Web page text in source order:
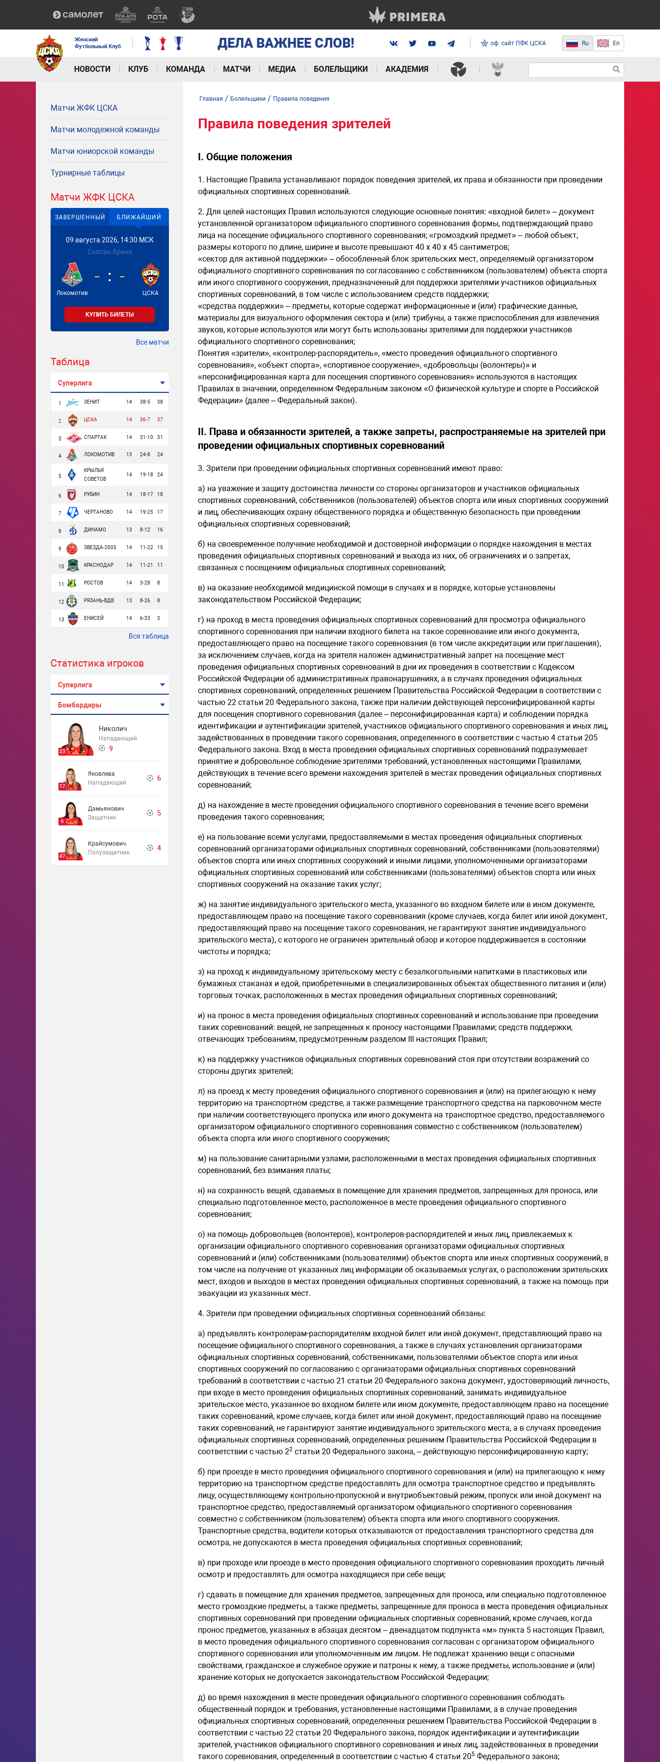
Женский
Футбольный Клуб
ДЕЛА ВАЖНЕЕ СЛОВ! оф. сайт ПФК ЦСКА Ru En
НОВОСТИ КЛУБ КОМАНДА МАТЧИ МЕДИА БОЛЕЛЬЩИКИ АКАДЕМИЯ
Матчи ЖФК ЦСКА
Матчи молодежной команды
Матчи юниорской команды
Турнирные таблицы
Матчи ЖФК ЦСКА
ЗАВЕРШЕННЫЙ БЛИЖАЙШИЙ
09 августа 2026, 14:30 МСК
Сапсан Арена
Локомотив
- -
ЦСКА
КУПИТЬ БИЛЕТЫ
Все матчи
Таблица
Суперлига
1 ЗЕНИТ 14 38-5 38
2 ЦСКА 14 36-7 37
3 СПАРТАК 14 31-10 31
4 ЛОКОМОТИВ 13 24-8 24
5
КРЫЛЬЯ
СОВЕТОВ
14 19-18 24
6 РУБИН 14 18-17 18
7 ЧЕРТАНОВО 14 19-25 17
8 ДИНАМО 13 8-12 16
9 ЗВЕЗДА-2005 14 11-22 15
10 КРАСНОДАР 14 11-21 11
11 РОСТОВ 14 3-28 8
12 РЯЗАНЬ-ВДВ 13 8-26 8
13 ЕНИСЕЙ 14 6-33 3
Вся таблица
Статистика игроков
Суперлига
Бомбардиры
23
Николич
Нападающий
9
17
Яковлева
Нападающий
6
6
Дамьянович
Защитник
5
47
Крайсумович
Полузащитник
4
Главная / Болельщики / Правила поведения
Правила поведения зрителей
I. Общие положения
1. Настоящие Правила устанавливают порядок поведения зрителей, их права и обязанности при проведении
официальных спортивных соревнований.
2. Для целей настоящих Правил используются следующие основные понятия: «входной билет» – документ
установленной организатором официального спортивного соревнования формы, подтверждающий право
лица на посещение официального спортивного соревнования; «громоздкий предмет» – любой объект,
размеры которого по длине, ширине и высоте превышают 40 х 40 х 45 сантиметров;
«сектор для активной поддержки» – обособленный блок зрительских мест, определяемый организатором
официального спортивного соревнования по согласованию с собственником (пользователем) объекта спорта
или иного спортивного сооружения, предназначенный для поддержки зрителями участников официальных
спортивных соревнований, в том числе с использованием средств поддержки;
«средства поддержки» – предметы, которые содержат информационные и (или) графические данные,
материалы для визуального оформления сектора и (или) трибуны, а также приспособления для извлечения
звуков, которые используются или могут быть использованы зрителями для поддержки участников
официального спортивного соревнования;
Понятия «зрители», «контролер-распорядитель», «место проведения официального спортивного
соревнования», «объект спорта», «спортивное сооружение», «добровольцы (волонтеры)» и
«персонифицированная карта для посещения спортивного соревнования» используются в настоящих
Правилах в значении, определенном Федеральным законом «О физической культуре и спорте в Российской
Федерации» (далее – Федеральный закон).
II. Права и обязанности зрителей, а также запреты, распространяемые на зрителей при
проведении официальных спортивных соревнований
3. Зрители при проведении официальных спортивных соревнований имеют право:
а) на уважение и защиту достоинства личности со стороны организаторов и участников официальных
спортивных соревнований, собственников (пользователей) объектов спорта или иных спортивных сооружений
и лиц, обеспечивающих охрану общественного порядка и общественную безопасность при проведении
официальных спортивных соревнований;
б) на своевременное получение необходимой и достоверной информации о порядке нахождения в местах
проведения официальных спортивных соревнований и выхода из них, об ограничениях и о запретах,
связанных с посещением официальных спортивных соревнований;
в) на оказание необходимой медицинской помощи в случаях и в порядке, которые установлены
законодательством Российской Федерации;
г) на проход в места проведения официальных спортивных соревнований для просмотра официального
спортивного соревнования при наличии входного билета на такое соревнование или иного документа,
предоставляющего право на посещение такого соревнования (в том числе аккредитации или приглашения),
за исключением случаев, когда на зрителя наложен административный запрет на посещение мест
проведения официальных спортивных соревнований в дни их проведения в соответствии с Кодексом
Российской Федерации об административных правонарушениях, а в случаях проведения официальных
спортивных соревнований, определенных решением Правительства Российской Федерации в соответствии с
частью 22 статьи 20 Федерального закона, также при наличии действующей персонифицированной карты
для посещения спортивного соревнования (далее – персонифицированная карта) и соблюдении порядка
идентификации и аутентификации зрителей, участников официального спортивного соревнования и иных лиц,
задействованных в проведении такого соревнования, определенного в соответствии с частью 4 статьи 205
Федерального закона. Вход в места проведения официальных спортивных соревнований подразумевает
принятие и добровольное соблюдение зрителями требований, установленных настоящими Правилами,
действующих в течение всего времени нахождения зрителей в местах проведения официальных спортивных
соревнований;
д) на нахождение в месте проведения официального спортивного соревнования в течение всего времени
проведения такого соревнования;
е) на пользование всеми услугами, предоставляемыми в местах проведения официальных спортивных
соревнований организаторами официальных спортивных соревнований, собственниками (пользователями)
объектов спорта или иных спортивных сооружений и иными лицами, уполномоченными организаторами
официальных спортивных соревнований или собственниками (пользователями) объектов спорта или иных
спортивных сооружений на оказание таких услуг;
ж) на занятие индивидуального зрительского места, указанного во входном билете или в ином документе,
предоставляющем право на посещение такого соревнования (кроме случаев, когда билет или иной документ,
предоставляющий право на посещение такого соревнования, не гарантируют занятие индивидуального
зрительского места), с которого не ограничен зрительный обзор и которое поддерживается в состоянии
чистоты и порядка;
з) на проход к индивидуальному зрительскому месту с безалкогольными напитками в пластиковых или
бумажных стаканах и едой, приобретенными в специализированных объектах общественного питания и (или)
торговых точках, расположенных в местах проведения официальных спортивных соревнований;
и) на пронос в места проведения официальных спортивных соревнований и использование при проведении
таких соревнований: вещей, не запрещенных к проносу настоящими Правилами; средств поддержки,
отвечающих требованиям, предусмотренным разделом III настоящих Правил;
к) на поддержку участников официальных спортивных соревнований стоя при отсутствии возражений со
стороны других зрителей;
л) на проезд к месту проведения официального спортивного соревнования и (или) на прилегающую к нему
территорию на транспортном средстве, а также размещение транспортного средства на парковочном месте
при наличии соответствующего пропуска или иного документа на транспортное средство, предоставляемого
организатором официального спортивного соревнования совместно с собственником (пользователем)
объекта спорта или иного спортивного сооружения;
м) на пользование санитарными узлами, расположенными в местах проведения официальных спортивных
соревнований, без взимания платы;
н) на сохранность вещей, сдаваемых в помещение для хранения предметов, запрещенных для проноса, или
специально подготовленное место, расположенное в месте проведения официального спортивного
соревнования;
о) на помощь добровольцев (волонтеров), контролеров-распорядителей и иных лиц, привлекаемых к
организации официального спортивного соревнования организаторами официальных спортивных
соревнований и (или) собственниками (пользователями) объектов спорта или иных спортивных сооружений, в
том числе на получение от указанных лиц информации об оказываемых услугах, о расположении зрительских
мест, входов и выходов в местах проведения официальных спортивных соревнований, а также на помощь при
эвакуации из указанных мест.
4. Зрители при проведении официальных спортивных соревнований обязаны:
а) предъявлять контролерам-распорядителям входной билет или иной документ, представляющий право на
посещение официального спортивного соревнования, а также в случаях установления организаторами
официальных спортивных соревнований, собственниками, пользователями объектов спорта или иных
спортивных сооружений по согласованию с организаторами официальных спортивных соревнований
требований в соответствии с частью 21 статьи 20 Федерального закона документ, удостоверяющий личность,
при входе в место проведения официальных спортивных соревнований, занимать индивидуальное
зрительское место, указанное во входном билете или ином документе, предоставляющем право на посещение
таких соревнований, кроме случаев, когда билет или иной документ, предоставляющий право на посещение
таких соревнований, не гарантируют занятие индивидуального зрительского места, а в случаях проведения
официальных спортивных соревнований, определенных решением Правительства Российской Федерации в
соответствии с частью 22статьи 20 Федерального закона, – действующую персонифицированную карту;
б) при проезде в место проведения официального спортивного соревнования и (или) на прилегающую к нему
территорию на транспортном средстве предоставлять для осмотра транспортное средство и предъявлять
лицу, осуществляющему контрольно-пропускной и внутриобъектовый режим, пропуск или иной документ на
транспортное средство, предоставляемый организатором официального спортивного соревнования
совместно с собственником (пользователем) объекта спорта или иного спортивного сооружения.
Транспортные средства, водители которых отказываются от предоставления транспортного средства для
осмотра, не допускаются в места проведения официальных спортивных соревнований;
в) при проходе или проезде в место проведения официального спортивного соревнования проходить личный
осмотр и предоставлять для осмотра находящиеся при себе вещи;
г) сдавать в помещение для хранения предметов, запрещенных для проноса, или специально подготовленное
место громоздкие предметы, а также предметы, запрещенные для проноса в места проведения официальных
спортивных соревнований при проведении официальных спортивных соревнований, кроме случаев, когда
пронос предметов, указанных в абзацах десятом – двенадцатом подпункта «м» пункта 5 настоящих Правил,
в место проведения официального спортивного соревнования согласован с организатором официального
спортивного соревнования или уполномоченным им лицом. Не подлежат хранению вещи с опасными
свойствами, гражданское и служебное оружие и патроны к нему, а также предметы, использование и (или)
хранение которых не допускается законодательством Российской Федерации;
д) во время нахождения в месте проведения официального спортивного соревнования соблюдать
общественный порядок и требования, установленные настоящими Правилами, а в случае проведения
официальных спортивных соревнований, определенных решением Правительства Российской Федерации в
соответствии с частью 22 статьи 20 Федерального закона, порядок идентификации и аутентификации
зрителей, участников официального спортивного соревнования и иных лиц, задействованных в проведении
такого соревнования, определенный в соответствии с частью 4 статьи 205Федерального закона;